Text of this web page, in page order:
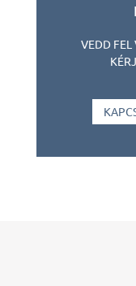
VEDD FEL